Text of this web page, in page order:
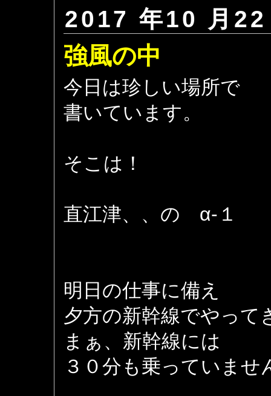
2017 年10 月
強風の中
今日は珍しい場所で
書いています。
そこは！
直江津、、の α-１
明日の仕事に備え
夕方の新幹線でやって
まぁ、新幹線には
３０分も乗っていませ